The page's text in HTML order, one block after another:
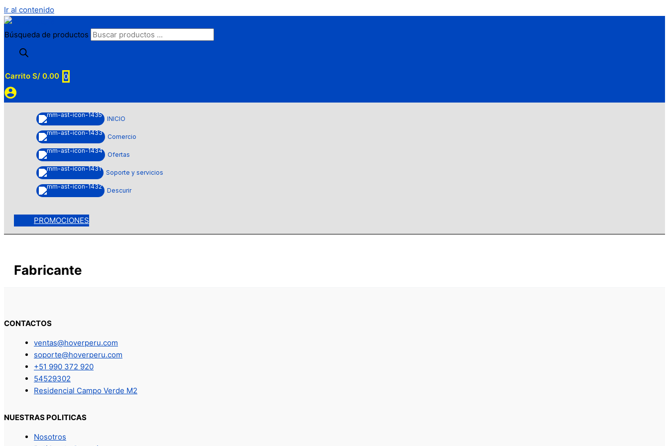
Ir al contenido
Búsqueda de productos
Carrito S/ 0.00 0
INICIO
Comercio
Ofertas
Soporte y servicios
Descurir
PROMOCIONES
Fabricante
CONTACTOS
ventas@hoverperu.com
soporte@hoverperu.com
+51 990 372 920
54529302
Residencial Campo Verde M2
NUESTRAS POLITICAS
Nosotros